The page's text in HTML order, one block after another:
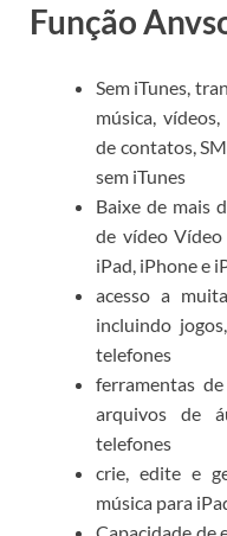
Função
Sem iTunes,
música,
de contatos,
sem iTunes
Baixe de mais
de vídeo
iPad, iPhone e
acesso a
incluindo
telefones
ferramentas
arquivos de
telefones
crie, edite e
música para